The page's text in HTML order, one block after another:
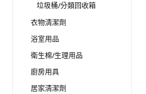
垃圾桶/分類回收箱
衣物清潔劑
浴室用品
衛生棉/生理用品
廚房用具
居家清潔劑